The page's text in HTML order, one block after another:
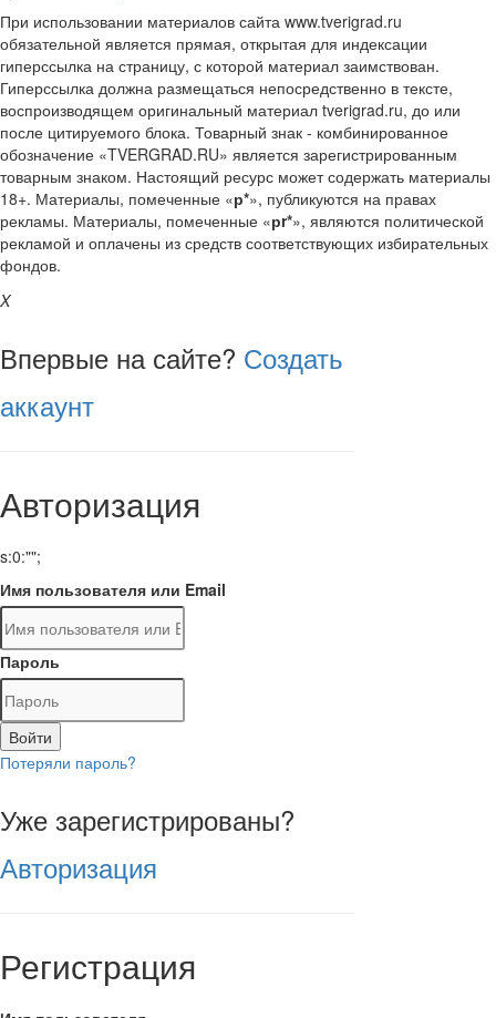
При использовании материалов сайта www.tverigrad.ru
обязательной является прямая, открытая для индексации
гиперссылка на страницу, с которой материал заимствован.
Гиперссылка должна размещаться непосредственно в тексте,
воспроизводящем оригинальный материал tverigrad.ru, до или
после цитируемого блока. Товарный знак - комбинированное
обозначение «TVERGRAD.RU» является зарегистрированным
товарным знаком. Настоящий ресурс может содержать материалы
18+. Материалы, помеченные «р*», публикуются на правах
рекламы. Материалы, помеченные «рr*», являются политической
рекламой и оплачены из средств соответствующих избирательных
фондов.
X
Впервые на сайте? Создать
аккаунт
Авторизация
s:0:"";
Имя пользователя или Email
Пароль
Войти
Потеряли пароль?
Уже зарегистрированы?
Авторизация
Регистрация